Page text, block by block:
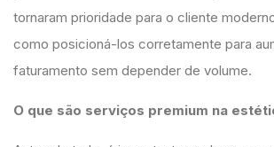
tornaram prioridade para o cliente
como posicioná-los corretamente para
faturamento sem depender de volume.
O que são serviços premium na